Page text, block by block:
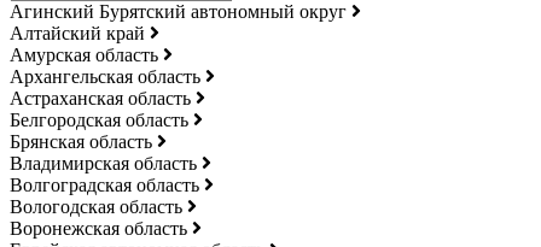
Агинский Бурятский автономный округ
Алтайский край
Амурская область
Архангельская область
Астраханская область
Белгородская область
Брянская область
Владимирская область
Волгоградская область
Вологодская область
Воронежская область